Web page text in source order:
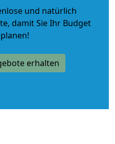
und natürlich
, damit Sie Ihr Budget
erhalten